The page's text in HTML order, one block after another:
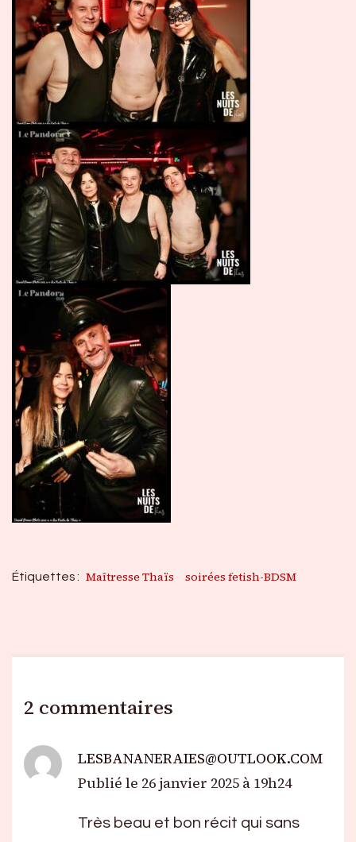
Étiquettes : Maîtresse Thaïs soirées fetish-BDSM
2 commentaires
LESBANANERAIES@OUTLOOK.COM
Publié le 26 janvier 2025 à 19h24
Très beau et bon récit qui sans